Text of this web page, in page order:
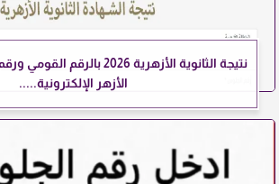
نتيجة الثانوية الأزهرية 2026
الأزهر الإلكترونية.....